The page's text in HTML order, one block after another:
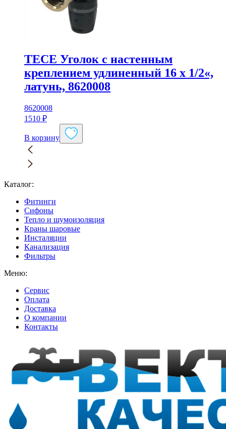
TECE Уголок с настенным
креплением удлиненный 16 x 1/2«,
латунь, 8620008
8620008
1510 ₽
В корзину
Каталог:
Фитинги
Сифоны
Тепло и шумоизоляция
Краны шаровые
Инсталяции
Канализация
Фильтры
Меню:
Сервис
Оплата
Доставка
О компании
Контакты